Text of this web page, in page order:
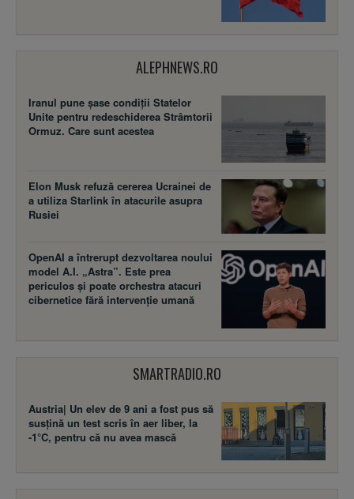
ALEPHNEWS.RO
Iranul pune șase condiții Statelor
Unite pentru redeschiderea Strâmtorii
Ormuz. Care sunt acestea
Elon Musk refuză cererea Ucrainei de
a utiliza Starlink în atacurile asupra
Rusiei
OpenAI a întrerupt dezvoltarea noului
model A.I. „Astra”. Este prea
periculos și poate orchestra atacuri
cibernetice fără intervenție umană
SMARTRADIO.RO
Austria| Un elev de 9 ani a fost pus să
susţină un test scris în aer liber, la
-1°C, pentru că nu avea mască